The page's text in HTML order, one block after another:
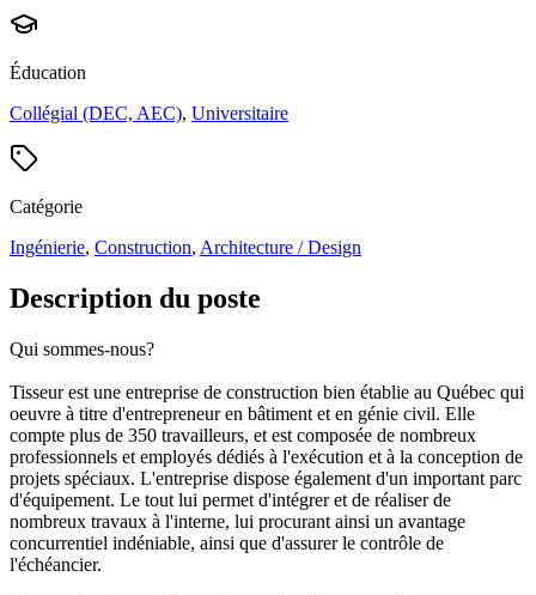
Éducation
Collégial (DEC, AEC), Universitaire
Catégorie
Ingénierie, Construction, Architecture / Design
Description du poste
Qui sommes-nous?
Tisseur est une entreprise de construction bien établie au Québec qui
oeuvre à titre d'entrepreneur en bâtiment et en génie civil. Elle
compte plus de 350 travailleurs, et est composée de nombreux
professionnels et employés dédiés à l'exécution et à la conception de
projets spéciaux. L'entreprise dispose également d'un important parc
d'équipement. Le tout lui permet d'intégrer et de réaliser de
nombreux travaux à l'interne, lui procurant ainsi un avantage
concurrentiel indéniable, ainsi que d'assurer le contrôle de
l'échéancier.